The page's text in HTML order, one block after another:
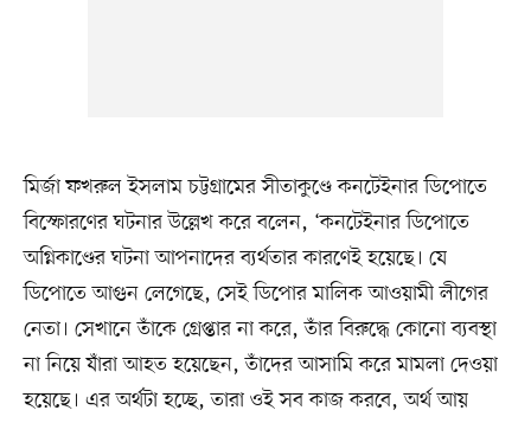
মির্জা ফখরুল ইসলাম চট্টগ্রামের সীতাকুণ্ডে কনটেইনার ডিপোতে
বিস্ফোরণের ঘটনার উল্লেখ করে বলেন, ‘কনটেইনার ডিপোতে
অগ্নিকাণ্ডের ঘটনা আপনাদের ব্যর্থতার কারণেই হয়েছে। যে
ডিপোতে আগুন লেগেছে, সেই ডিপোর মালিক আওয়ামী লীগের
নেতা। সেখানে তাঁকে গ্রেপ্তার না করে, তাঁর বিরুদ্ধে কোনো ব্যবস্থা
না নিয়ে যাঁরা আহত হয়েছেন, তাঁদের আসামি করে মামলা দেওয়া
হয়েছে। এর অর্থটা হচ্ছে, তারা ওই সব কাজ করবে, অর্থ আয়